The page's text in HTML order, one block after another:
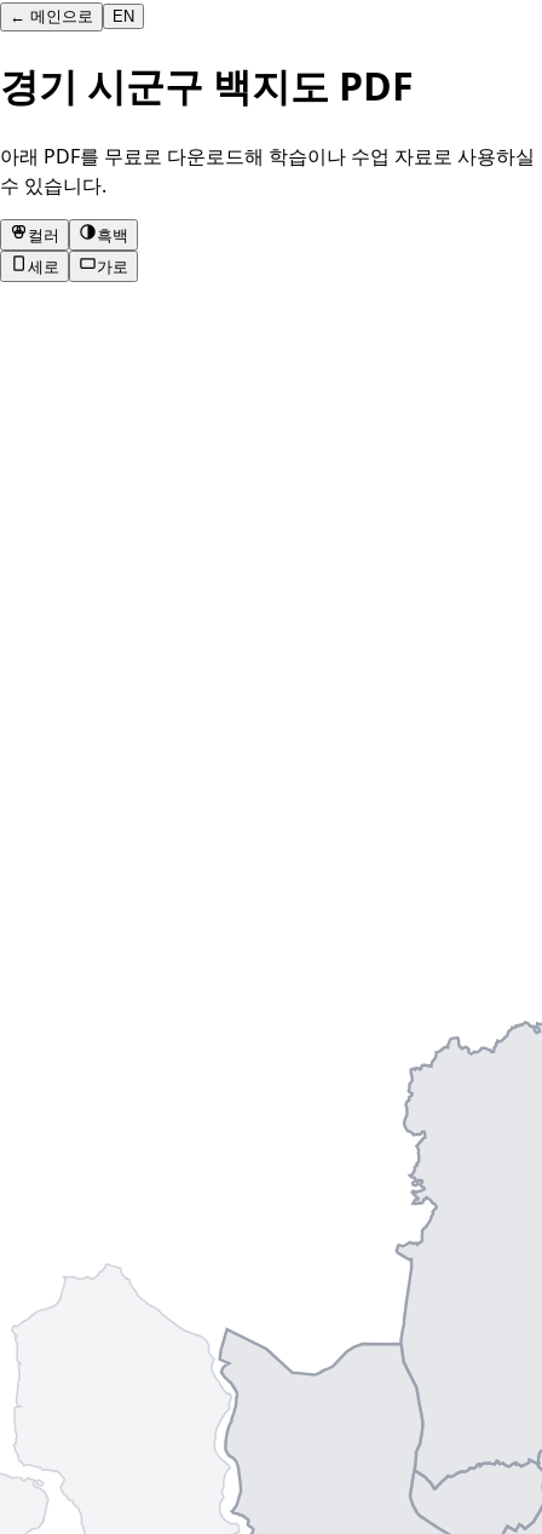
← 메인으로 EN
경기 시군구 백지도 PDF
아래 PDF를 무료로 다운로드해 학습이나 수업 자료로 사용하실
수 있습니다.
컬러
흑백
세로
가로